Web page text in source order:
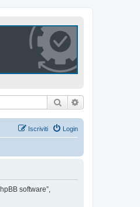
Cerca
Login
Iscriviti
software”,